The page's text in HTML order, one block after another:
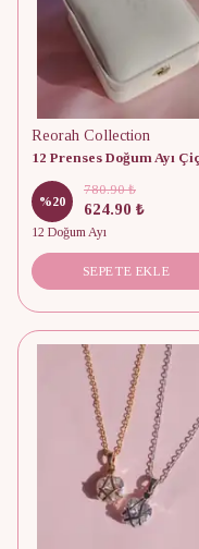
Reorah Collection
%20
780.90 ₺
624.90 ₺
12 Doğum Ayı
SEPETE EKLE